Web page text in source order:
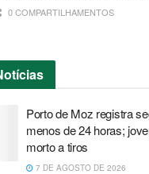
0 COMPARTILHAMENTOS
Porto de Moz registra
menos de 24 horas;
morto a tiros
7 DE AGOSTO DE 2026